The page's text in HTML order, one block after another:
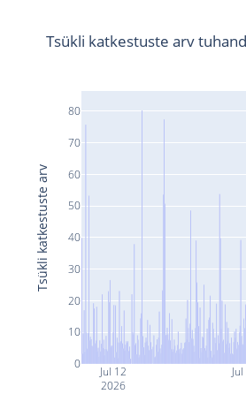
Jul 12
2026
0
10
20
30
40
50
60
70
80
Tsükli katkestuste arv
Tsükli katkestuste arv